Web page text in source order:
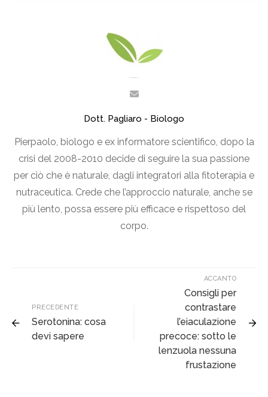
Dott. Pagliaro - Biologo
Pierpaolo, biologo e ex informatore scientifico, dopo la
crisi del 2008-2010 decide di seguire la sua passione
per ciò che è naturale, dagli integratori alla fitoterapia e
nutraceutica. Crede che l’approccio naturale, anche se
più lento, possa essere più efficace e rispettoso del
corpo.
PRECEDENTE
Serotonina: cosa
devi sapere
ACCANTO
Consigli per
contrastare
l’eiaculazione
precoce: sotto le
lenzuola nessuna
frustazione